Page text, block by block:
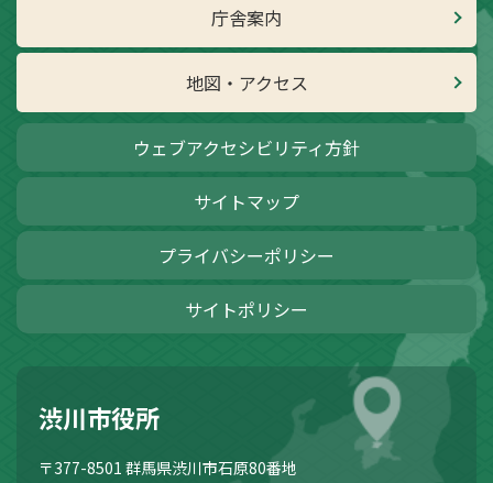
庁舎案内
地図・アクセス
ウェブアクセシビリティ方針
サイトマップ
プライバシーポリシー
サイトポリシー
渋川市役所
〒377-8501 群馬県渋川市石原80番地